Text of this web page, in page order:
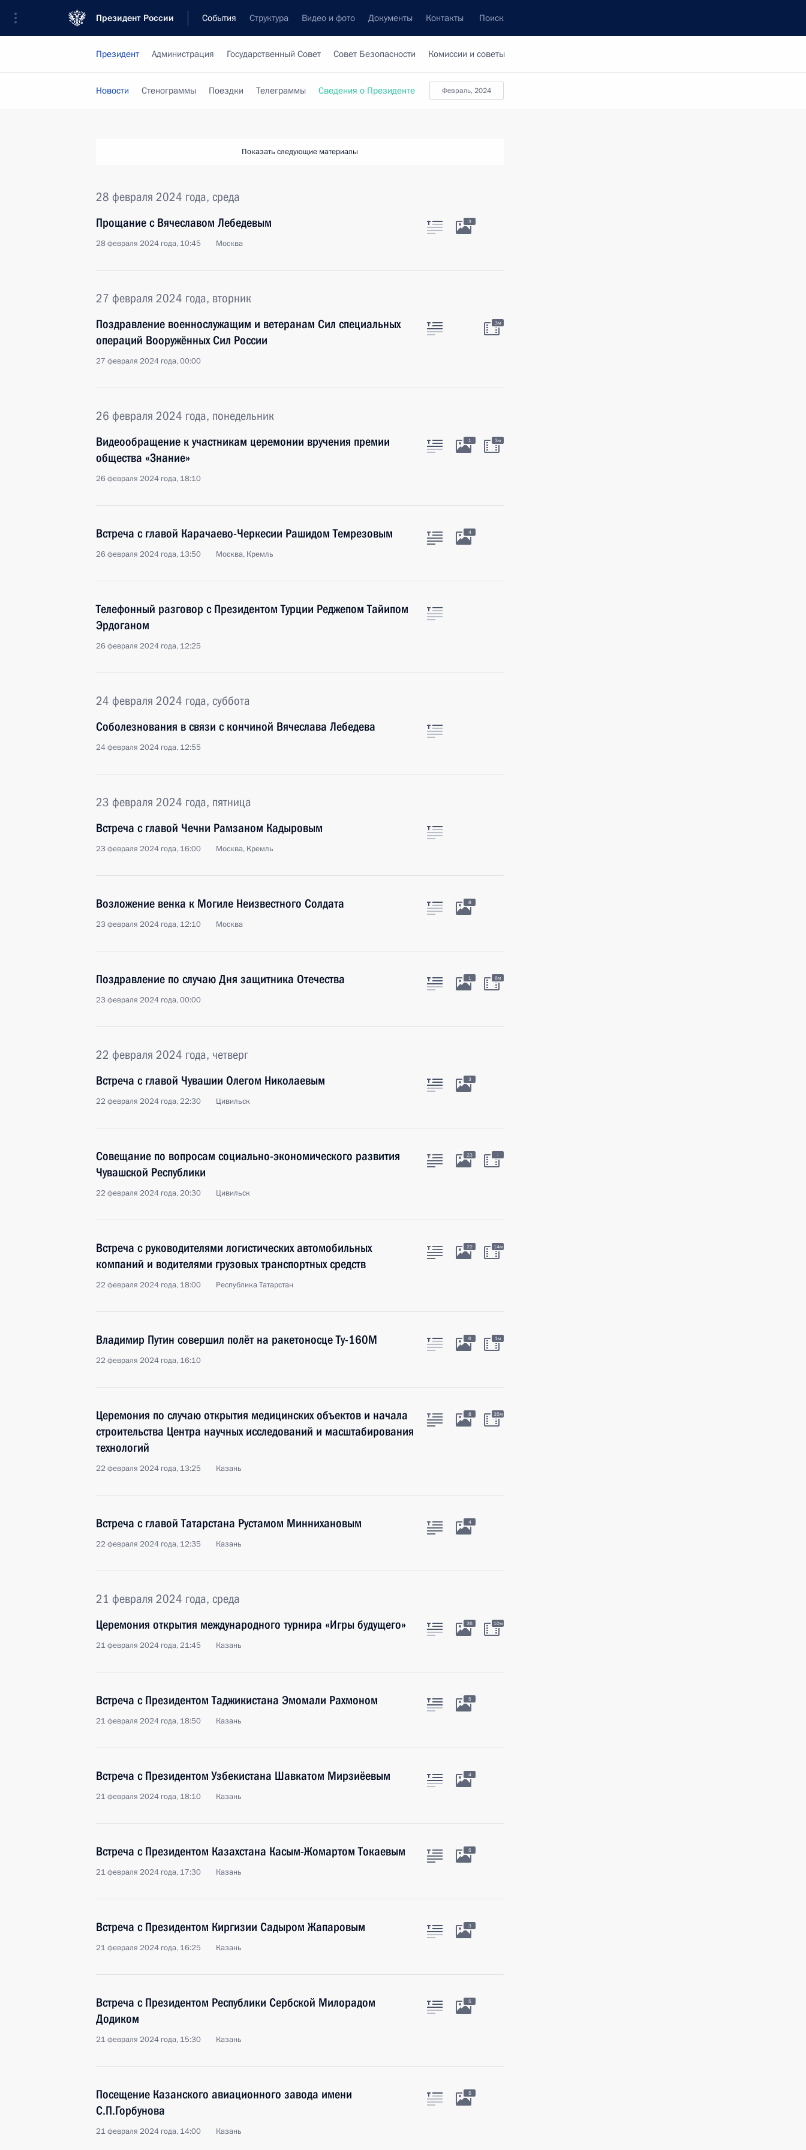
Президент России События Структура Видео и фото Документы Контакты Поиск
Президент Администрация Государственный Совет Совет Безопасности Комиссии и советы
февраль, 2024
Новости Стенограммы Поездки Телеграммы Сведения о Президенте
Показать следующие материалы
28 февраля 2024 года, среда
Прощание с Вячеславом Лебедевым
28 февраля 2024 года, 10:45 Москва
3
27 февраля 2024 года, вторник
Поздравление военнослужащим и ветеранам Сил специальных
операций Вооружённых Сил России
27 февраля 2024 года, 00:00
3м
26 февраля 2024 года, понедельник
Видеообращение к участникам церемонии вручения премии
общества «Знание»
26 февраля 2024 года, 18:10
1 3м
Встреча с главой Карачаево-Черкесии Рашидом Темрезовым
26 февраля 2024 года, 13:50 Москва, Кремль
4
Телефонный разговор с Президентом Турции Реджепом Тайипом
Эрдоганом
26 февраля 2024 года, 12:25
24 февраля 2024 года, суббота
Соболезнования в связи с кончиной Вячеслава Лебедева
24 февраля 2024 года, 12:55
23 февраля 2024 года, пятница
Встреча с главой Чечни Рамзаном Кадыровым
23 февраля 2024 года, 16:00 Москва, Кремль
Возложение венка к Могиле Неизвестного Солдата
23 февраля 2024 года, 12:10 Москва
8
Поздравление по случаю Дня защитника Отечества
23 февраля 2024 года, 00:00
1 6м
22 февраля 2024 года, четверг
Встреча с главой Чувашии Олегом Николаевым
22 февраля 2024 года, 22:30 Цивильск
3
Совещание по вопросам социально-экономического развития
Чувашской Республики
22 февраля 2024 года, 20:30 Цивильск
23 :
Встреча с руководителями логистических автомобильных
компаний и водителями грузовых транспортных средств
22 февраля 2024 года, 18:00 Республика Татарстан
22 14м
Владимир Путин совершил полёт на ракетоносце Ту-160М
22 февраля 2024 года, 16:10
6 1м
Церемония по случаю открытия медицинских объектов и начала
строительства Центра научных исследований и масштабирования
технологий
22 февраля 2024 года, 13:25 Казань
8 35м
Встреча с главой Татарстана Рустамом Миннихановым
22 февраля 2024 года, 12:35 Казань
4
21 февраля 2024 года, среда
Церемония открытия международного турнира «Игры будущего»
21 февраля 2024 года, 21:45 Казань
36 10м
Встреча с Президентом Таджикистана Эмомали Рахмоном
21 февраля 2024 года, 18:50 Казань
5
Встреча с Президентом Узбекистана Шавкатом Мирзиёевым
21 февраля 2024 года, 18:10 Казань
4
Встреча с Президентом Казахстана Касым-Жомартом Токаевым
21 февраля 2024 года, 17:30 Казань
5
Встреча с Президентом Киргизии Садыром Жапаровым
21 февраля 2024 года, 16:25 Казань
3
Встреча с Президентом Республики Сербской Милорадом
Додиком
21 февраля 2024 года, 15:30 Казань
5
Посещение Казанского авиационного завода имени
С.П.Горбунова
21 февраля 2024 года, 14:00 Казань
5